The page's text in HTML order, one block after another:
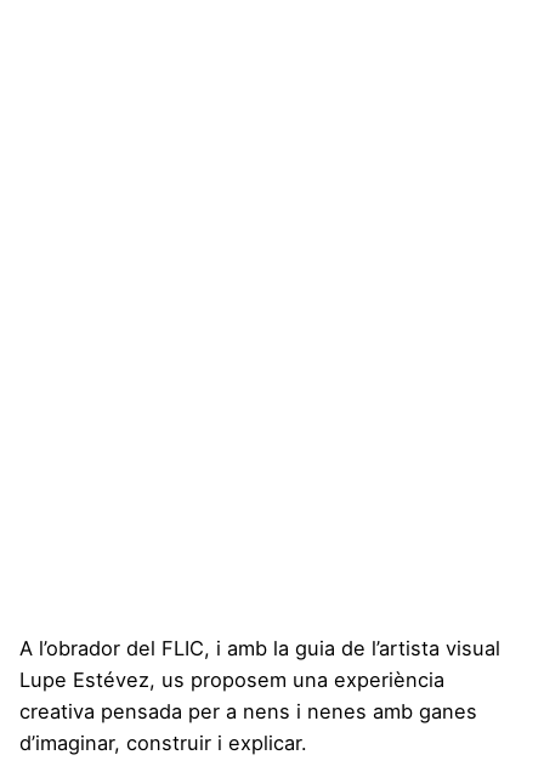
A l’obrador del FLIC, i amb la guia de l’artista visual
Lupe Estévez, us proposem una experiència
creativa pensada per a nens i nenes amb ganes
d’imaginar, construir i explicar.